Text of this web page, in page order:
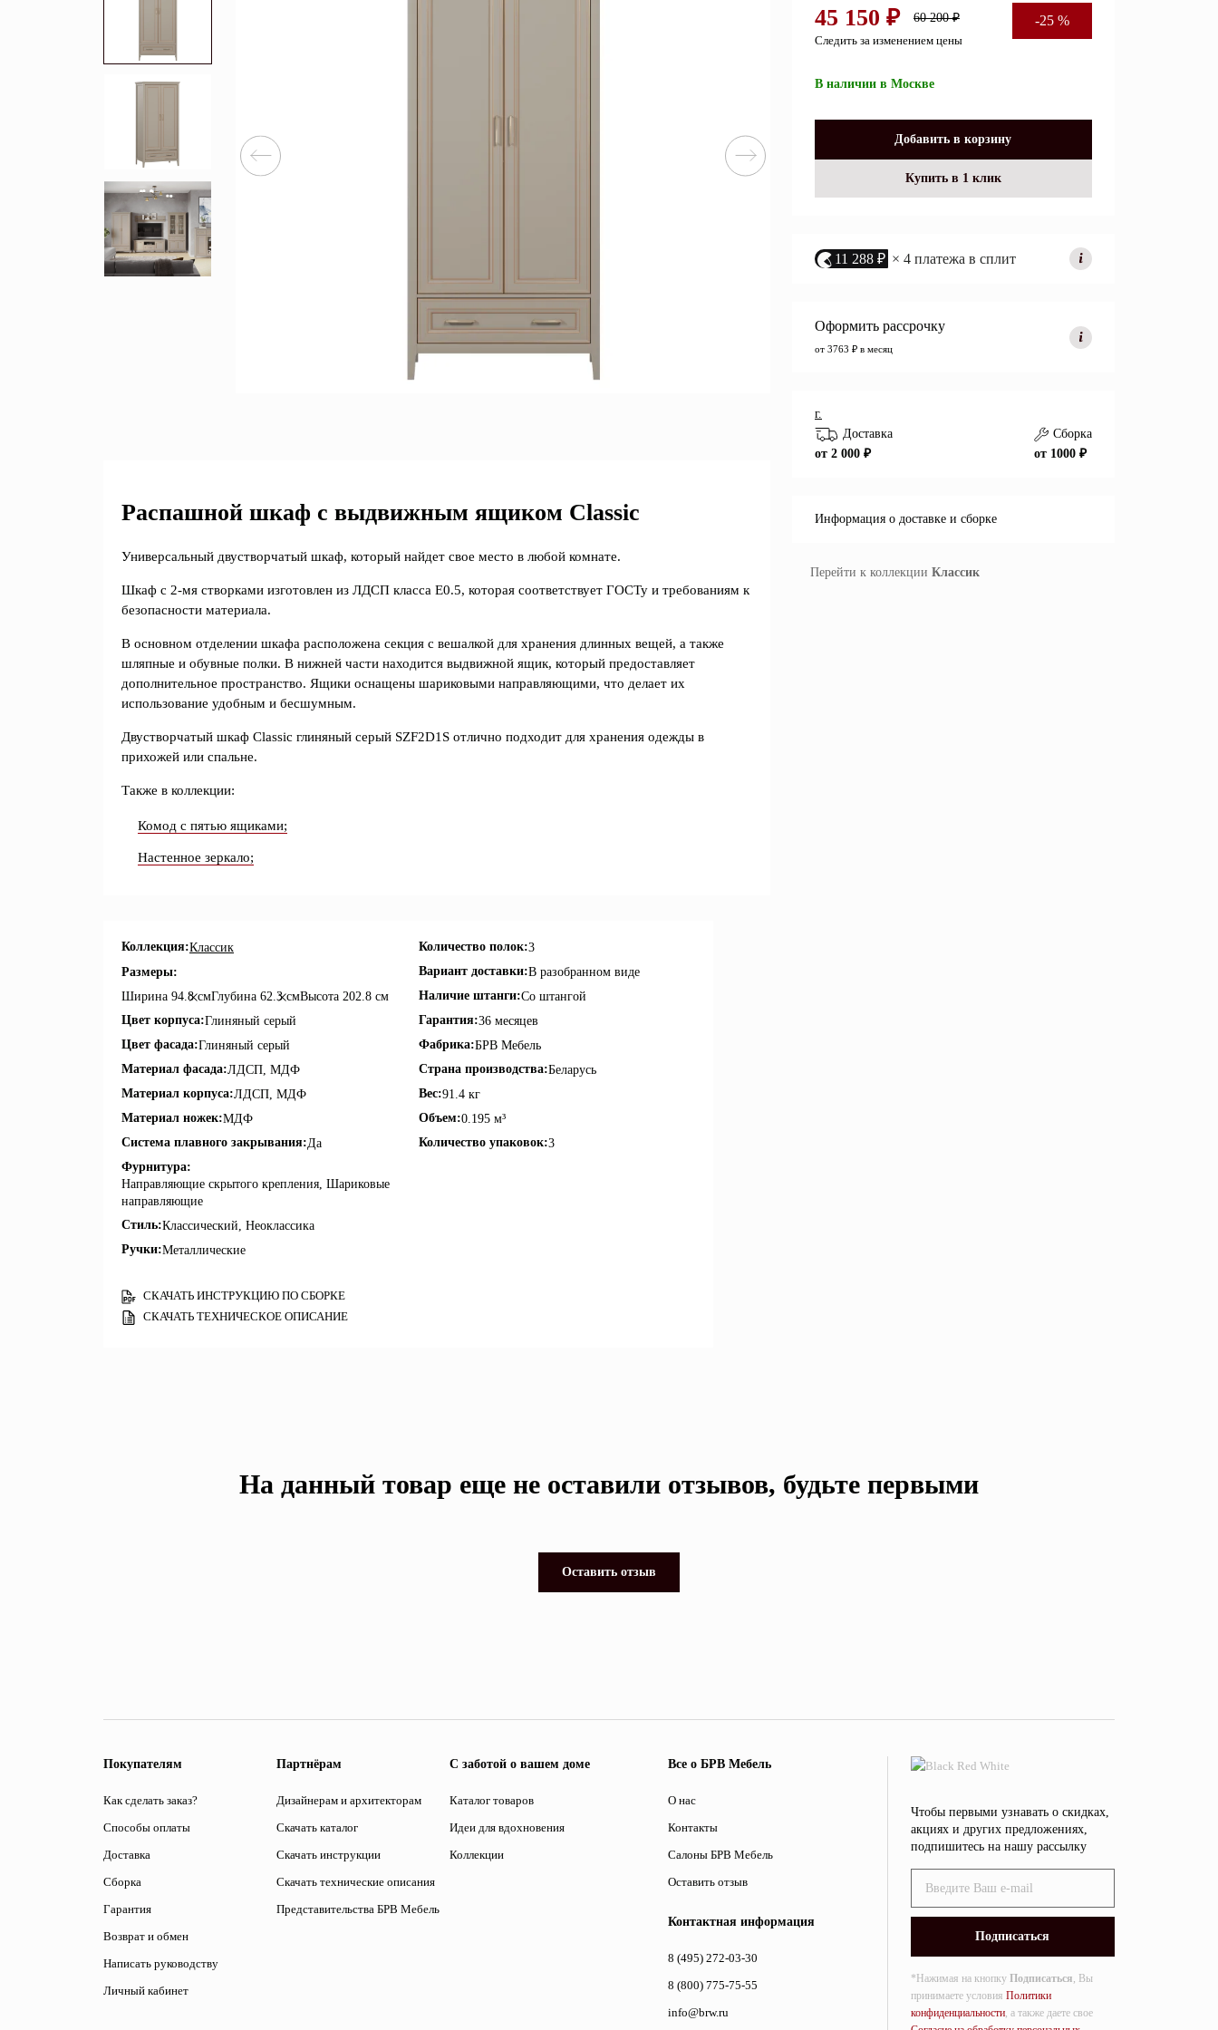
Матрасы
Прихожие
Освещение
Декор
Перейти
Двуспальные кровати
Комбинированные
комоды
Распашные шкафы
Распашной шкаф с выдвижным ящиком Classic
Универсальный двустворчатый шкаф, который найдет свое место в любой комнате.
Шкаф с 2-мя створками изготовлен из ЛДСП класса Е0.5, которая соответствует ГОСТу и требованиям к
безопасности материала.
В основном отделении шкафа расположена секция с вешалкой для хранения длинных вещей, а также
шляпные и обувные полки. В нижней части находится выдвижной ящик, который предоставляет
дополнительное пространство. Ящики оснащены шариковыми направляющими, что делает их
использование удобным и бесшумным.
Двустворчатый шкаф Classic глиняный серый SZF2D1S отлично подходит для хранения одежды в
прихожей или спальне.
Также в коллекции:
Комод с пятью ящиками;
Настенное зеркало;
Коллекция:Классик
Размеры:
Ширина 94.8 смГлубина 62.3 смВысота 202.8 см
Цвет корпуса:Глиняный серый
Цвет фасада:Глиняный серый
Материал фасада:ЛДСП, МДФ
Материал корпуса:ЛДСП, МДФ
Материал ножек:МДФ
Система плавного закрывания:Да
Фурнитура:
Направляющие скрытого крепления, Шариковые
направляющие
Стиль:Классический, Неоклассика
Ручки:Металлические
Количество полок:3
Вариант доставки:В разобранном виде
Наличие штанги:Со штангой
Гарантия:36 месяцев
Фабрика:БРВ Мебель
Страна производства:Беларусь
Вес:91.4 кг
Объем:0.195 м³
Количество упаковок:3
СКАЧАТЬ ИНСТРУКЦИЮ ПО СБОРКЕ
СКАЧАТЬ ТЕХНИЧЕСКОЕ ОПИСАНИЕ
60 200 ₽
45 150 ₽
Следить за изменением цены
-25 %
В наличии в Москве
Добавить в корзину
Купить в 1 клик
11 288 ₽ × 4 платежа в сплит
Оформить рассрочку
от 3763 ₽ в месяц
г.
Доставка
от 2 000 ₽
Сборка
от 1000 ₽
Информация о доставке и сборке
Перейти к коллекции Классик
На данный товар еще не оставили отзывов, будьте первыми
Оставить отзыв
Покупателям
Как сделать заказ?
Способы оплаты
Доставка
Сборка
Гарантия
Возврат и обмен
Написать руководству
Личный кабинет
Партнёрам
Дизайнерам и архитекторам
Скачать каталог
Скачать инструкции
Скачать технические описания
Представительства БРВ Мебель
С заботой о вашем доме
Каталог товаров
Идеи для вдохновения
Коллекции
Все о БРВ Мебель
О нас
Контакты
Салоны БРВ Мебель
Оставить отзыв
Контактная информация
8 (495) 272-03-30
8 (800) 775-75-55
info@brw.ru
Чтобы первыми узнавать о скидках,
акциях и других предложениях,
подпишитесь на нашу рассылку
*Нажимая на кнопку Подписаться, Вы
принимаете условия Политики
конфиденциальности, а также даете свое